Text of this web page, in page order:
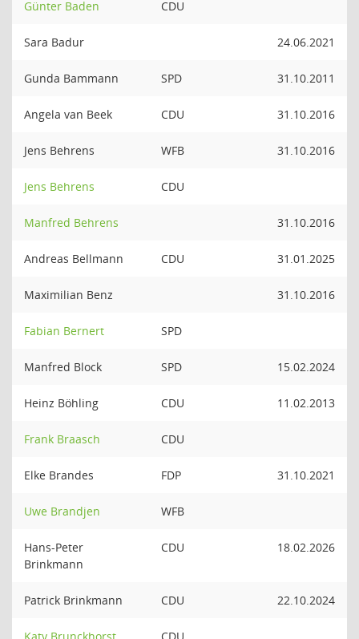
Günter Baden CDU
Sara Badur 24.06.2021
Gunda Bammann SPD 31.10.2011
Angela van Beek CDU 31.10.2016
Jens Behrens WFB 31.10.2016
Jens Behrens CDU
Manfred Behrens 31.10.2016
Andreas Bellmann CDU 31.01.2025
Maximilian Benz 31.10.2016
Fabian Bernert SPD
Manfred Block SPD 15.02.2024
Heinz Böhling CDU 11.02.2013
Frank Braasch CDU
Elke Brandes FDP 31.10.2021
Uwe Brandjen WFB
Hans-Peter
Brinkmann
CDU 18.02.2026
Patrick Brinkmann CDU 22.10.2024